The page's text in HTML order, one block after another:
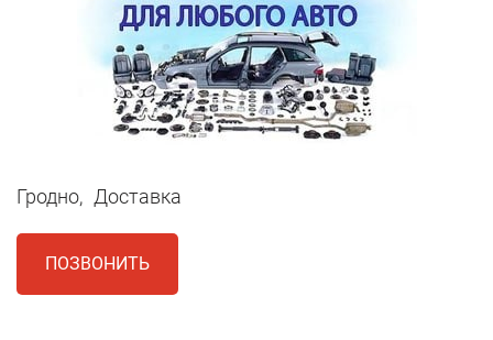
Гродно, Доставка
ПОЗВОНИТЬ